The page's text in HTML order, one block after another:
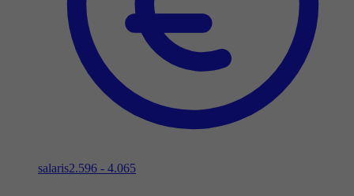
salaris2.596 - 4.065